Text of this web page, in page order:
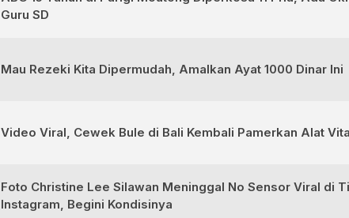
Guru SD
Mau Rezeki Kita Dipermudah, Amalkan Ayat 1000 Dinar Ini
Video Viral, Cewek Bule di Bali Kembali Pamerkan Alat
Foto Christine Lee Silawan Meninggal No Sensor Viral di
Instagram, Begini Kondisinya